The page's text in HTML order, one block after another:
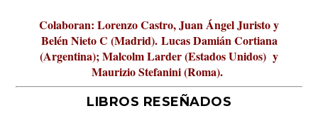
Colaboran: Lorenzo Castro, Juan Ángel Juristo y
Belén Nieto C (Madrid). Lucas Damián Cortiana
(Argentina); Malcolm Larder (Estados Unidos) y
Maurizio Stefanini (Roma).
LIBROS RESEÑADOS